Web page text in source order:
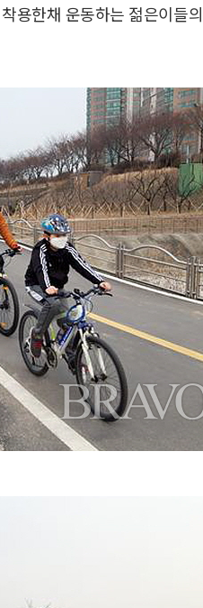
용한채 운동하는 젊은이들